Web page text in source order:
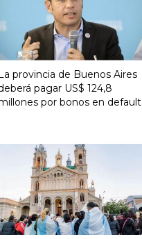
provincia de Buenos Aires
pagar US$ 124,8
por bonos en default